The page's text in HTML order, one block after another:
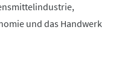
und das Handwerk